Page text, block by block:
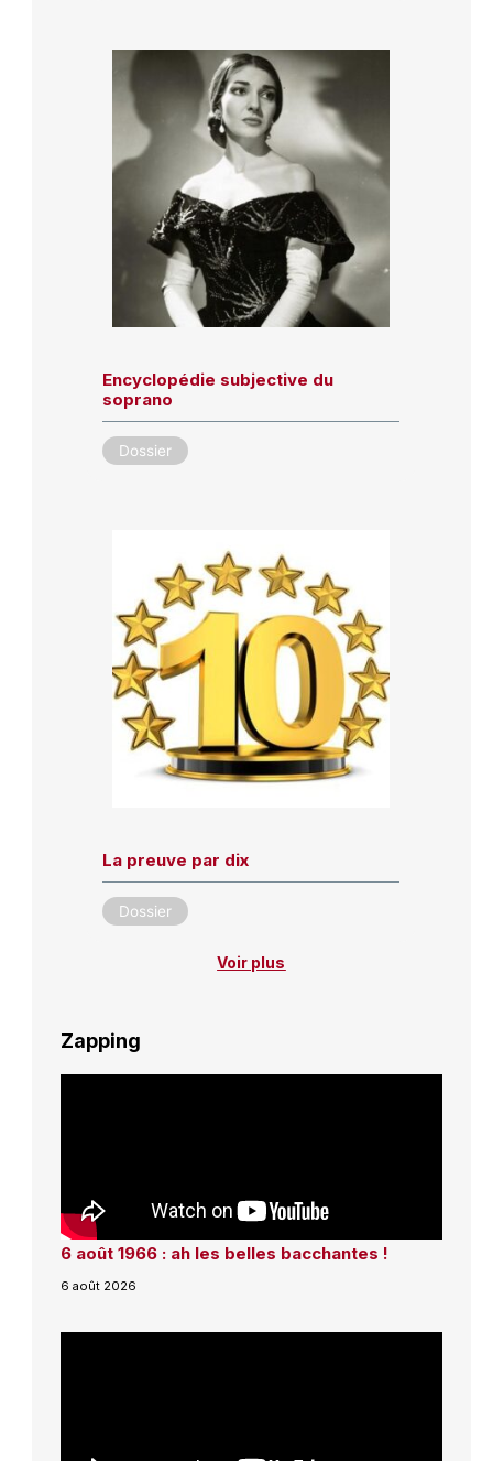
Encyclopédie subjective du
soprano
Dossier
La preuve par dix
Dossier
Voir plus
Zapping
6 août 1966 : ah les belles bacchantes !
6 août 2026